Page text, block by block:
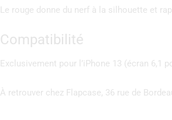
Le rouge donne du nerf à la silhouette et
Compatibilité
Exclusivement pour l’iPhone 13 (écran 6,1
À retrouver chez Flapcase, 36 rue de